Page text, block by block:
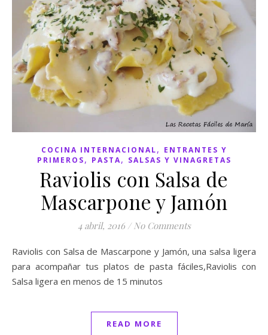
COCINA INTERNACIONAL, ENTRANTES Y
PRIMEROS, PASTA, SALSAS Y VINAGRETAS
Raviolis con Salsa de
Mascarpone y Jamón
4 abril, 2016 / No Comments
Raviolis con Salsa de Mascarpone y Jamón, una salsa ligera
para acompañar tus platos de pasta fáciles,Raviolis con
Salsa ligera en menos de 15 minutos
READ MORE